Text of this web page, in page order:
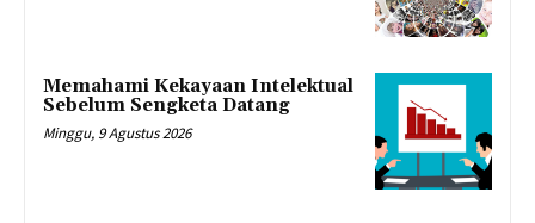
Memahami Kekayaan Intelektual
Sebelum Sengketa Datang
Minggu, 9 Agustus 2026